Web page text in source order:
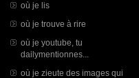
où je lis
où je trouve à rire
où je youtube, tu
dailymentionnes...
où je zieute des images qui